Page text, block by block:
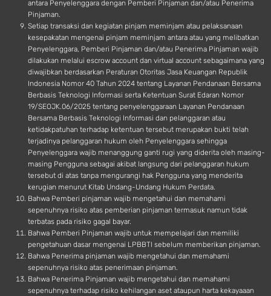
antara Penyelenggara dengan Pemberi Pinjaman dan/atau Penerima
Pinjaman.
Setiap transaksi dan kegiatan pinjam meminjam atau pelaksanaan
kesepakatan mengenai pinjam meminjam antara atau yang melibatkan
Penyelenggara, Pemberi Pinjaman dan/atau Penerima Pinjaman wajib
dilakukan melalui escrow account dan virtual account sebagaimana yang
diwajibkan berdasarkan Peraturan Otoritas Jasa Keuangan Republik
Indonesia Nomor 40 Tahun 2024 tentang Layanan Pendanaan Bersama
Berbasis Teknologi Informasi serta Ketentuan Surat Edaran Nomor
19/SEOJK.06/2025 tentang penyelenggaraan Layanan Pendanaan
Bersama Berbasis Teknologi Informasi dan pelanggaran atau
ketidakpatuhan terhadap ketentuan tersebut merupakan bukti telah
terjadinya pelanggaran hukum oleh Penyelenggara sehingga
Penyelenggara wajib menanggung ganti rugi yang diderita oleh masing-
masing Pengguna sebagai akibat langsung dari pelanggaran hukum
tersebut di atas tanpa mengurangi hak Pengguna yang menderita
kerugian menurut Kitab Undang-Undang Hukum Perdata.
Bahwa Pemberi pinjaman wajib mengetahui dan memahami
sepenuhnya risiko atas pemberian pinjaman termasuk namun tidak
terbatas pada risiko gagal bayar.
Bahwa Pemberi Pinjaman wajib untuk mempelajari dan memiliki
pengetahuan dasar mengenai LPBBTI sebelum memberikan pinjaman.
Bahwa Penerima pinjaman wajib mengetahui dan memahami
sepenuhnya risiko atas penerimaan pinjaman.
Bahwa Penerima Pinjaman wajib mengetahui dan memahami
sepenuhnya terhadap risiko kehilangan aset ataupun harta kekayaaan